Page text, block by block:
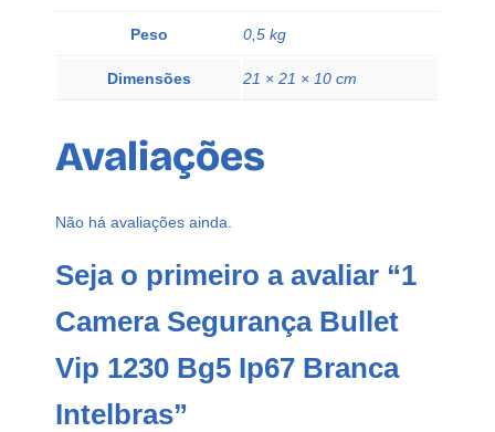
Peso 0,5 kg
Dimensões 21 × 21 × 10 cm
Avaliações
Não há avaliações ainda.
Seja o primeiro a avaliar “1
Camera Segurança Bullet
Vip 1230 Bg5 Ip67 Branca
Intelbras”